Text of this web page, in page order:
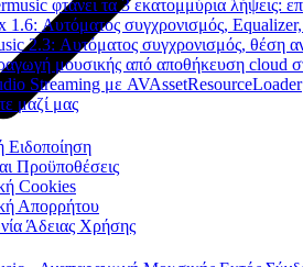
φτάνει τα 3 εκατομμύρια λήψεις:
1.6: Αυτόματος συγχρονισμός,
2.3: Αυτόματος συγχρονισμός, θέση
μουσικής από αποθήκευση cloud
Streaming με AVAssetResourceLoader
μαζί μας
Ειδοποίηση
Προϋποθέσεις
Cookies
Απορρήτου
Άδειας Χρήσης